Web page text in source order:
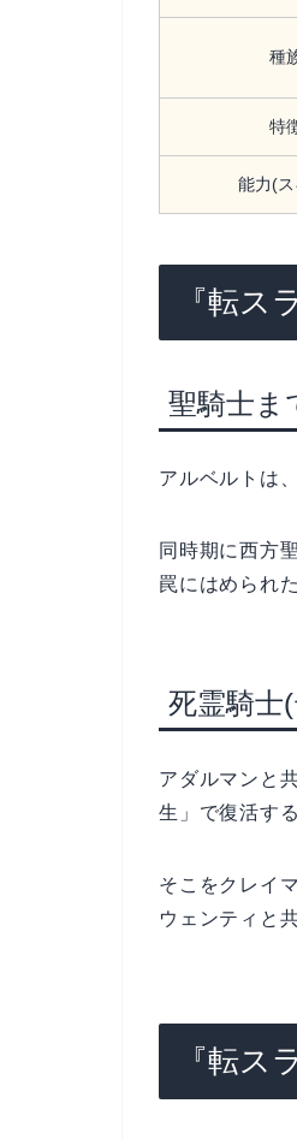
種
特
能力(
『転ス
聖騎士ま
アルベルトは
同時期に西方
罠にはめられ
死霊騎士
アダルマンと
生」で復活す
そこをクレイ
ウェンティと
『転ス